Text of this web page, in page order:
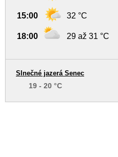
15:00 32 °C
18:00 29 až 31 °C
Slnečné jazerá Senec
19 - 20 °C